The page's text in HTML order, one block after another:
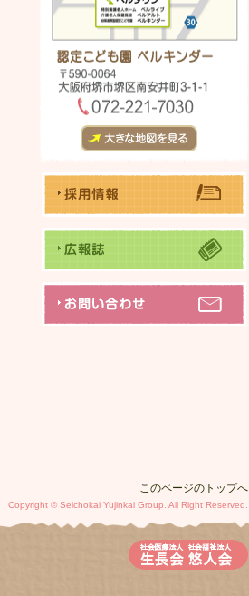
このページのトップへ
Copyright © Seichokai Yujinkai Group. All Right Reserved.